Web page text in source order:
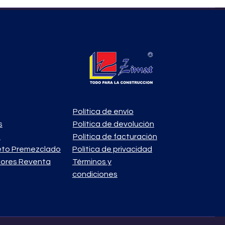
Política de envío
Premezclado
Reventa
Política de devolución
Política de facturación
Política de privacidad
Términos y
condiciones